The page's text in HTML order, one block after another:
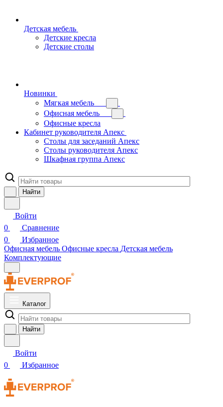
Детская мебель
Детские кресла
Детские столы
Новинки
Мягкая мебель
Офисная мебель
Офисные кресла
Кабинет руководителя Апекс
Столы для заседаний Апекс
Столы руководителя Апекс
Шкафная группа Апекс
Найти
Войти
0
Сравнение
0
Избранное
Офисная мебель Офисные кресла Детская мебель
Комплектующие
Каталог
Найти
Войти
0
Избранное